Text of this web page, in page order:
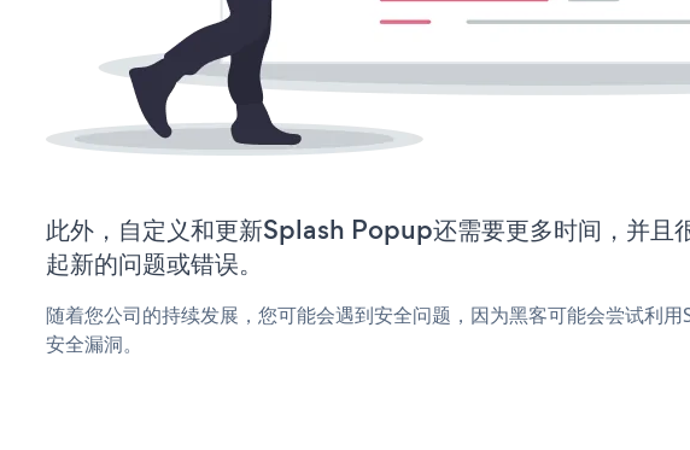
此外，自定义和更新Splash Popup还需要更多时间，并且
起新的问题或错误。
随着您公司的持续发展，您可能会遇到安全问题，因为黑客可能会尝试利
安全漏洞。